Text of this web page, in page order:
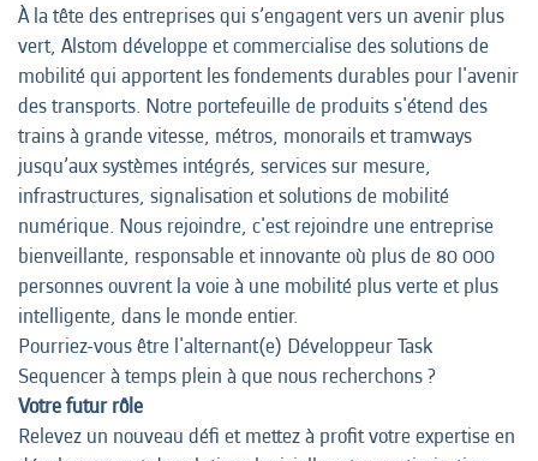
À la tête des entreprises qui s’engagent vers un avenir plus
vert, Alstom développe et commercialise des solutions de
mobilité qui apportent les fondements durables pour l'avenir
des transports. Notre portefeuille de produits s'étend des
trains à grande vitesse, métros, monorails et tramways
jusqu’aux systèmes intégrés, services sur mesure,
infrastructures, signalisation et solutions de mobilité
numérique. Nous rejoindre, c'est rejoindre une entreprise
bienveillante, responsable et innovante où plus de 80 000
personnes ouvrent la voie à une mobilité plus verte et plus
intelligente, dans le monde entier.
Pourriez-vous être l'alternant(e) Développeur Task
Sequencer à temps plein à que nous recherchons ?
Votre futur rôle
Relevez un nouveau défi et mettez à profit votre expertise en